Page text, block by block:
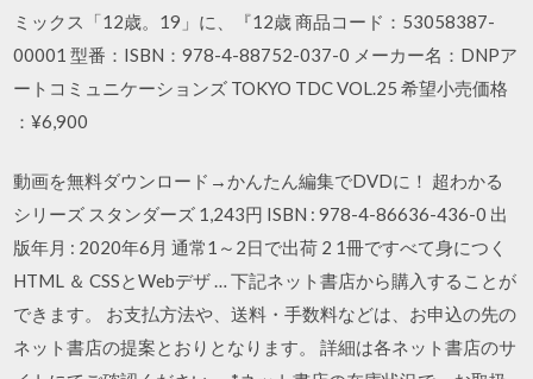
ミックス「12歳。19」に、『12歳 商品コード：53058387-
00001 型番：ISBN：978-4-88752-037-0 メーカー名：DNPア
ートコミュニケーションズ TOKYO TDC VOL.25 希望小売価格
：¥6,900
動画を無料ダウンロード→かんたん編集でDVDに！ 超わかる
シリーズ スタンダーズ 1,243円 ISBN : 978-4-86636-436-0 出
版年月 : 2020年6月 通常1～2日で出荷 2 1冊ですべて身につく
HTML ＆ CSSとWebデザ … 下記ネット書店から購入することが
できます。 お支払方法や、送料・手数料などは、お申込の先の
ネット書店の提案とおりとなります。 詳細は各ネット書店のサ